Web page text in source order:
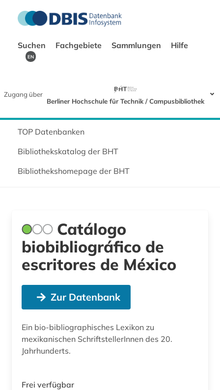
Suchen Fachgebiete Sammlungen Hilfe
EN
Zugang über
Berliner Hochschule für Technik / Campusbibliothek
TOP Datenbanken
Bibliothekskatalog der BHT
Bibliothekshomepage der BHT
Catálogo
biobibliográfico de
escritores de México
Zur Datenbank
Ein bio-bibliographisches Lexikon zu
mexikanischen SchriftstellerInnen des 20.
Jahrhunderts.
Frei verfügbar